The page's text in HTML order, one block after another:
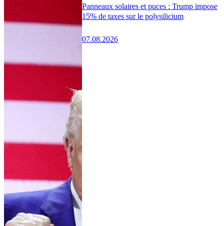
Panneaux solaires et puces : Trump impose
15% de taxes sur le polysilicium
07.08.2026